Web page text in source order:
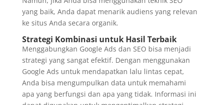
yang baik, Anda dapat menarik audiens yang relevan
ke situs Anda secara organik.
Strategi Kombinasi untuk Hasil Terbaik
Menggabungkan Google Ads dan SEO bisa menjadi
strategi yang sangat efektif. Dengan menggunakan
Google Ads untuk mendapatkan lalu lintas cepat,
Anda bisa mengumpulkan data untuk memahami
apa yang berfungsi dan apa yang tidak. Informasi ini